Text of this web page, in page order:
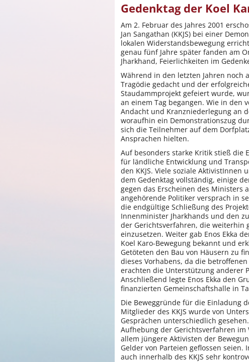
Gedenktag der Koel
Am 2. Februar des Jahres 2001
Jan Sangathan (KKJS) bei einer
lokalen Widerstandsbewegung
genau fünf Jahre später fanden am
Jharkhand, Feierlichkeiten im
Während in den letzten Jahren noch
Tragödie gedacht und der
Staudammprojekt gefeiert wurde,
an einem Tag begangen. Wie in den
Andacht und Kranzniederlegung an
woraufhin ein Demonstrationszug
sich die Teilnehmer auf dem
Ansprachen hielten.
Auf besonders starke Kritik stieß die
für ländliche Entwicklung und
den KKJS. Viele soziale
dem Gedenktag vollständig, einige
gegen das Erscheinen des Ministers
angehörende Politiker versprach in
die endgültige Schließung des
Innenminister Jharkhands und den
der Gerichtsverfahren, die weiterhin
einzusetzen. Weiter gab Enos Ekka
Koel Karo-Bewegung bekannt und
Getöteten den Bau von Häusern zu
dieses Vorhabens, da die
erachten die Unterstützung anderer
Anschließend legte Enos Ekka den
finanzierten Gemeinschaftshalle in
Die Beweggründe für die Einladung
Mitglieder des KKJS wurde von
Gesprächen unterschiedlich
Aufhebung der Gerichtsverfahren
allem jüngere Aktivisten der
Gelder von Parteien geflossen
auch innerhalb des KKJS sehr